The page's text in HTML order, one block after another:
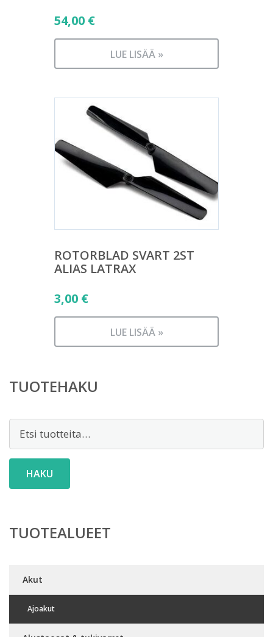
54,00 €
LUE LISÄÄ »
ROTORBLAD SVART 2ST
ALIAS LATRAX
3,00 €
LUE LISÄÄ »
TUOTEHAKU
Etsi:
HAKU
TUOTEALUEET
Akut
Ajoakut